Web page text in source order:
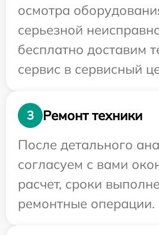
осмотра
серьезной
бесплатно доставим
сервис в сервисный
3
Ремонт техники
После детального
согласуем с вами
расчет, сроки
ремонтные операции.